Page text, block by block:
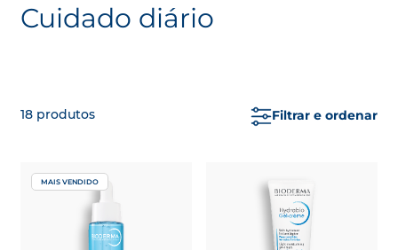
Cuidado diário
18 produtos Filtrar e ordenar
MAIS VENDIDO